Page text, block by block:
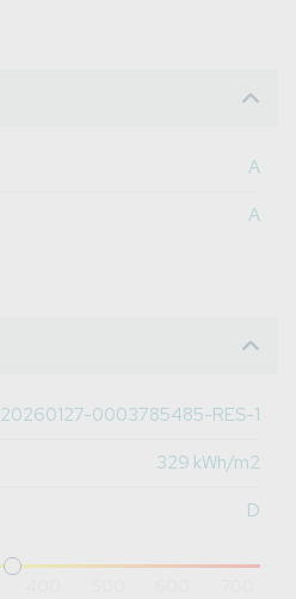
A
A
20260127-0003785485-RES-1
329 kWh/m2
D